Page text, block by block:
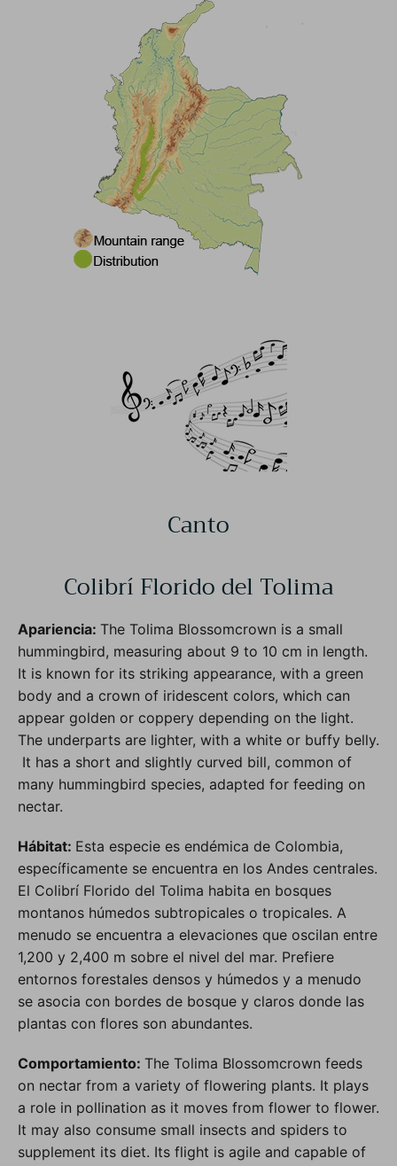
Canto
Colibrí Florido del Tolima
Apariencia: The Tolima Blossomcrown is a small
hummingbird, measuring about 9 to 10 cm in length.
It is known for its striking appearance, with a green
body and a crown of iridescent colors, which can
appear golden or coppery depending on the light.
The underparts are lighter, with a white or buffy belly.
It has a short and slightly curved bill, common of
many hummingbird species, adapted for feeding on
nectar.
Hábitat: Esta especie es endémica de Colombia,
específicamente se encuentra en los Andes centrales.
El Colibrí Florido del Tolima habita en bosques
montanos húmedos subtropicales o tropicales. A
menudo se encuentra a elevaciones que oscilan entre
1,200 y 2,400 m sobre el nivel del mar. Prefiere
entornos forestales densos y húmedos y a menudo
se asocia con bordes de bosque y claros donde las
plantas con flores son abundantes.
Comportamiento: The Tolima Blossomcrown feeds
on nectar from a variety of flowering plants. It plays
a role in pollination as it moves from flower to flower.
It may also consume small insects and spiders to
supplement its diet. Its flight is agile and capable of